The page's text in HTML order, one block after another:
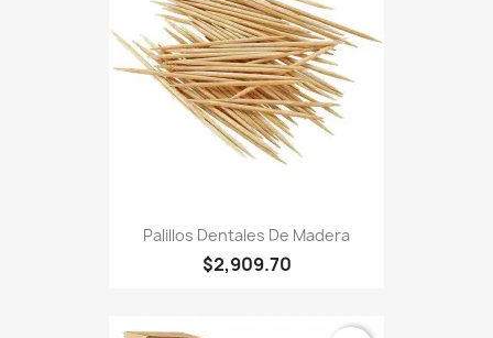
Palillos Dentales De Madera
$2,909.70